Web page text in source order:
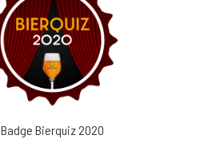
Badge Bierquiz 2020